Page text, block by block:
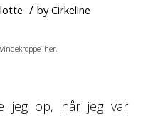
/ byCirkeline
her.
jeg op, når jeg var